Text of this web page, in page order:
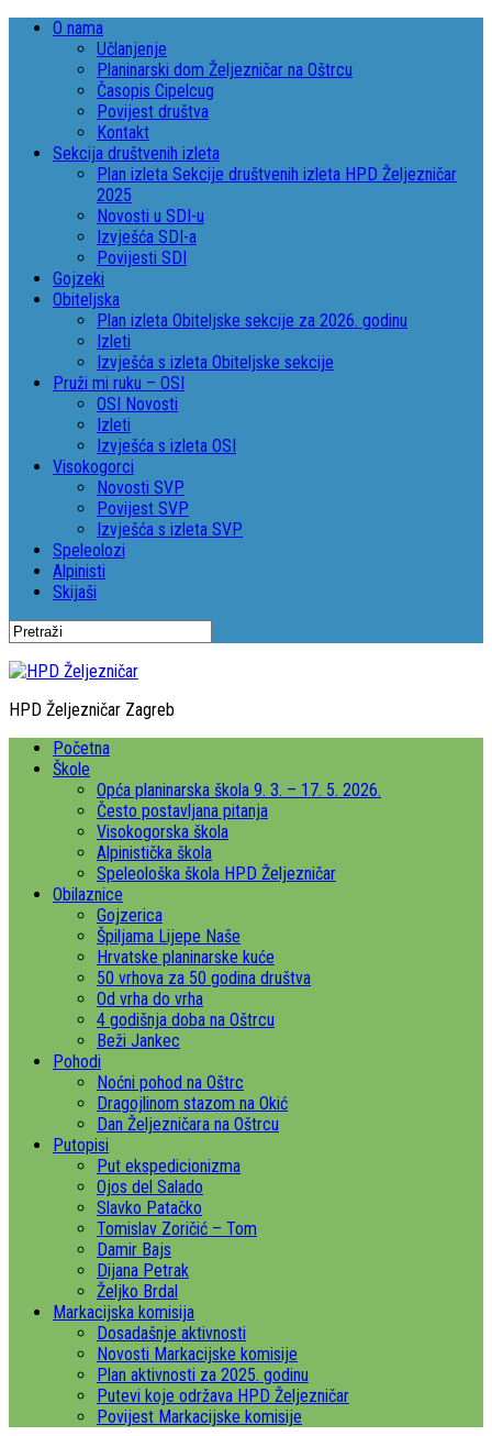
O nama
Učlanjenje
Planinarski dom Željezničar na Oštrcu
Časopis Cipelcug
Povijest društva
Kontakt
Sekcija društvenih izleta
Plan izleta Sekcije društvenih izleta HPD Željezničar
2025
Novosti u SDI-u
Izvješća SDI-a
Povijesti SDI
Gojzeki
Obiteljska
Plan izleta Obiteljske sekcije za 2026. godinu
Izleti
Izvješća s izleta Obiteljske sekcije
Pruži mi ruku – OSI
OSI Novosti
Izleti
Izvješća s izleta OSI
Visokogorci
Novosti SVP
Povijest SVP
Izvješća s izleta SVP
Speleolozi
Alpinisti
Skijaši
HPD Željezničar Zagreb
Početna
Škole
Opća planinarska škola 9. 3. – 17. 5. 2026.
Često postavljana pitanja
Visokogorska škola
Alpinistička škola
Speleološka škola HPD Željezničar
Obilaznice
Gojzerica
Špiljama Lijepe Naše
Hrvatske planinarske kuće
50 vrhova za 50 godina društva
Od vrha do vrha
4 godišnja doba na Oštrcu
Beži Jankec
Pohodi
Noćni pohod na Oštrc
Dragojlinom stazom na Okić
Dan Željezničara na Oštrcu
Putopisi
Put ekspedicionizma
Ojos del Salado
Slavko Patačko
Tomislav Zoričić – Tom
Damir Bajs
Dijana Petrak
Željko Brdal
Markacijska komisija
Dosadašnje aktivnosti
Novosti Markacijske komisije
Plan aktivnosti za 2025. godinu
Putevi koje održava HPD Željezničar
Povijest Markacijske komisije